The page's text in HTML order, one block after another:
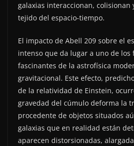
galaxias interaccionan,
tejido del espacio-tiempo.
El impacto de Abell 209 sobre el
intenso que da lugar a uno de los
fascinantes de la astrofísica
gravitacional. Este efecto,
de la relatividad de Einstein,
gravedad del cúmulo deforma la
procedente de objetos situados
galaxias que en realidad están
aparecen distorsionadas,